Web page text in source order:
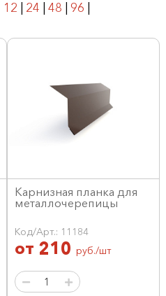
12 | 24 | 48 | 96 |
Карнизная планка для
металлочерепицы
Код/Арт.: 11184
от 210 руб./шт